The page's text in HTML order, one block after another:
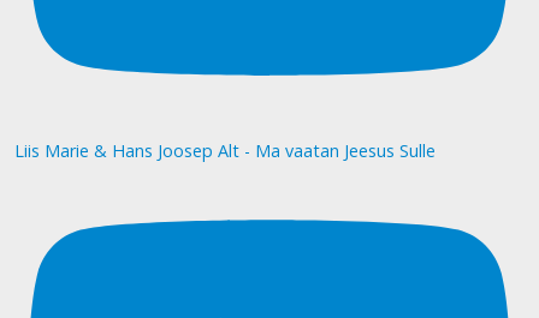
Liis Marie & Hans Joosep Alt - Ma vaatan Jeesus Sulle